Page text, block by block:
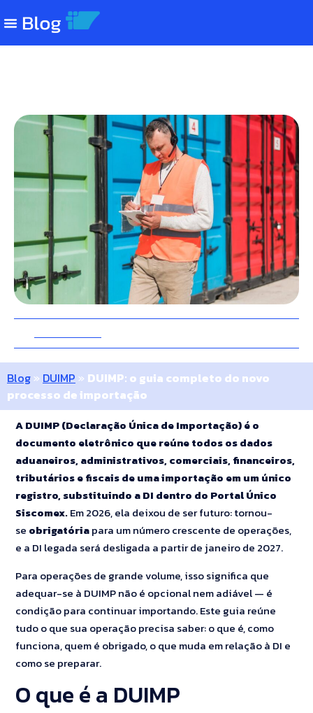
24 Junho 2026
Blog » DUIMP » DUIMP: o guia completo do novo
processo de importação
A DUIMP (Declaração Única de Importação) é o
documento eletrônico que reúne todos os dados
aduaneiros, administrativos, comerciais, financeiros,
tributários e fiscais de uma importação em um único
registro, substituindo a DI dentro do Portal Único
Siscomex.Em 2026, ela deixou de ser futuro: tornou-
se obrigatóriapara um número crescente de operações,
e a DI legada será desligada a partir de janeiro de 2027.
Para operações de grande volume, isso significa que
adequar-se à DUIMP não é opcional nem adiável — é
condição para continuar importando. Este guia reúne
tudo o que sua operação precisa saber: o que é, como
funciona, quem é obrigado, o que muda em relação à DI e
como se preparar.
O que é a DUIMP